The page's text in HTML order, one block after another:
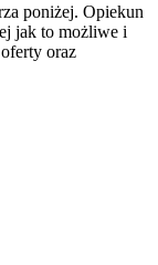
poniżej. Opiekun
jak to możliwe i
oraz